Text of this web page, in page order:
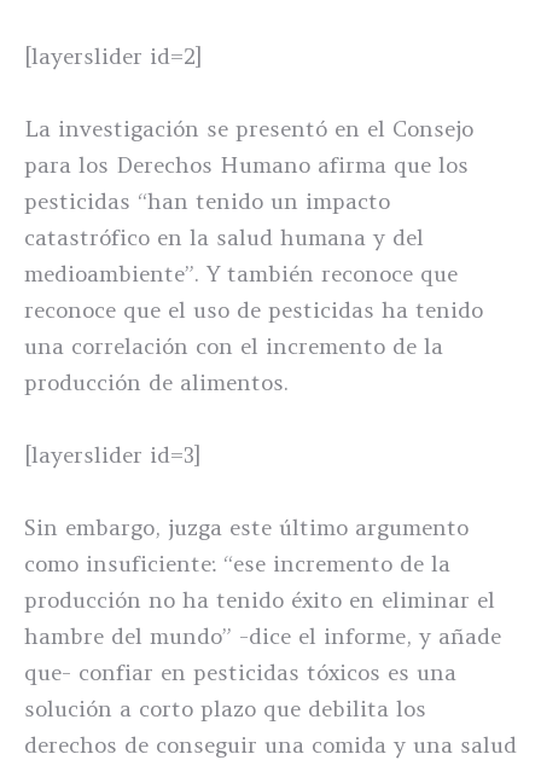
[layerslider id=2]
La investigación se presentó en el Consejo
para los Derechos Humano afirma que los
pesticidas “han tenido un impacto
catastrófico en la salud humana y del
medioambiente”. Y también reconoce que
reconoce que el uso de pesticidas ha tenido
una correlación con el incremento de la
producción de alimentos.
[layerslider id=3]
Sin embargo, juzga este último argumento
como insuficiente: “ese incremento de la
producción no ha tenido éxito en eliminar el
hambre del mundo” -dice el informe, y añade
que- confiar en pesticidas tóxicos es una
solución a corto plazo que debilita los
derechos de conseguir una comida y una salud